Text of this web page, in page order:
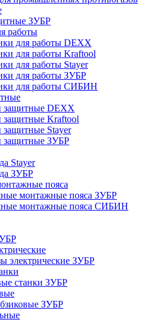
ЗУБР
работы
для работы DEXX
для работы Kraftool
для работы Stayer
для работы ЗУБР
для работы СИБИН
защитные DEXX
Kraftool
Stayer
защитные ЗУБР
Stayer
ЗУБР
пояса
монтажные пояса ЗУБР
монтажные пояса СИБИН
электрические ЗУБР
станки ЗУБР
ЗУБР